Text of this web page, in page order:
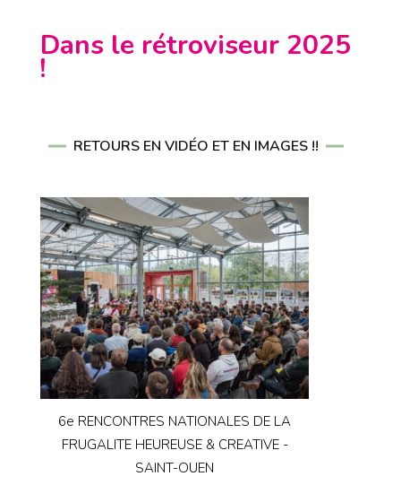
Dans le rétroviseur 2025
!
RETOURS EN VIDÉO ET EN IMAGES !!
6e RENCONTRES NATIONALES DE LA
FRUGALITE HEUREUSE & CREATIVE -
SAINT-OUEN